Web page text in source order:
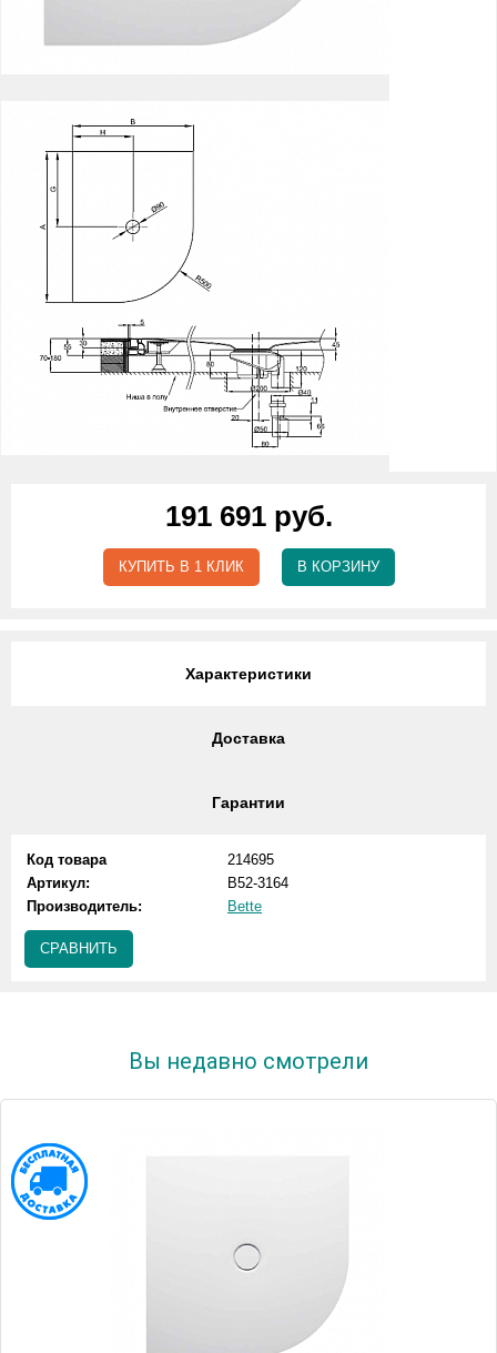
191 691 руб.
КУПИТЬ В 1 КЛИК В КОРЗИНУ
Характеристики
Доставка
Гарантии
Код товара
214695
Артикул:
B52-3164
Производитель:
Bette
СРАВНИТЬ
Вы недавно смотрели